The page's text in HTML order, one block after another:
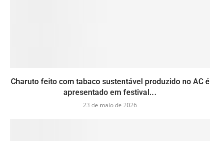
Charuto feito com tabaco sustentável produzido no AC é
apresentado em festival...
23 de maio de 2026